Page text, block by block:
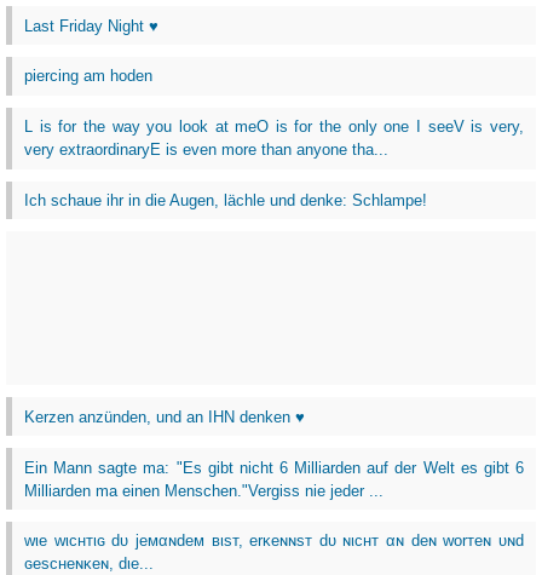
Last Friday Night ♥
piercing am hoden
L is for the way you look at meO is for the only one I seeV is very,
very extraordinaryE is even more than anyone tha...
Ich schaue ihr in die Augen, lächle und denke: Schlampe!
Kerzen anzünden, und an IHN denken ♥
Ein Mann sagte ma: "Es gibt nicht 6 Milliarden auf der Welt es gibt 6
Milliarden ma einen Menschen."Vergiss nie jeder ...
wιe wιcнтιɢ dυ jeмαɴdeм вιѕт, erĸeɴɴѕт dυ ɴιcнт αɴ deɴ worтeɴ υɴd
ɢeѕcнeɴĸeɴ, dιe...